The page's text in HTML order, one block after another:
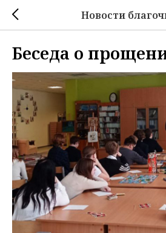
Новости
Беседа о